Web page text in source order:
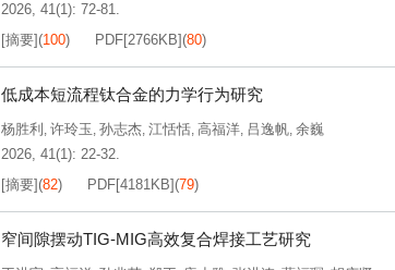
2026, 41(1): 72-81.
[摘要](100) PDF[2766KB](80)
低成本短流程钛合金的力学行为研究
杨胜利 , 许玲玉, 孙志杰, 江恬恬, 高福洋, 吕逸帆, 余巍
2026, 41(1): 22-32.
[摘要](82) PDF[4181KB](79)
窄间隙摆动TIG-MIG高效复合焊接工艺研究